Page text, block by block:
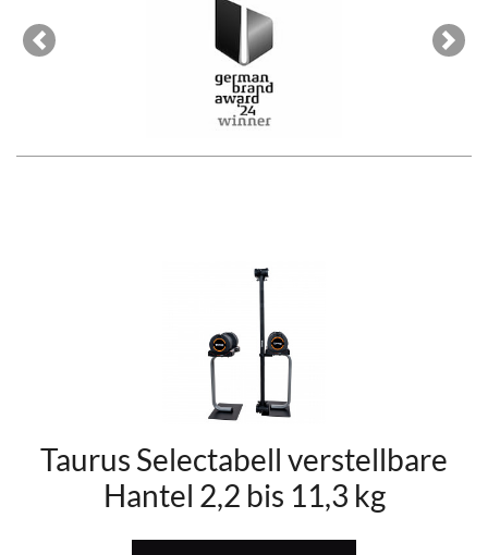
Previous Next
Taurus Selectabell verstellbare
Hantel 2,2 bis 11,3 kg